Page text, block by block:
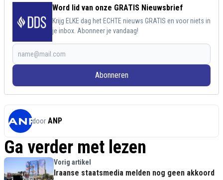
Word lid van onze GRATIS Nieuwsbrief
Krijg ELKE dag het ECHTE nieuws GRATIS en voor niets in
je inbox. Abonneer je vandaag!
Abonneren
door ANP
Ga verder met lezen
Vorig artikel
Iraanse staatsmedia melden nog geen akkoord